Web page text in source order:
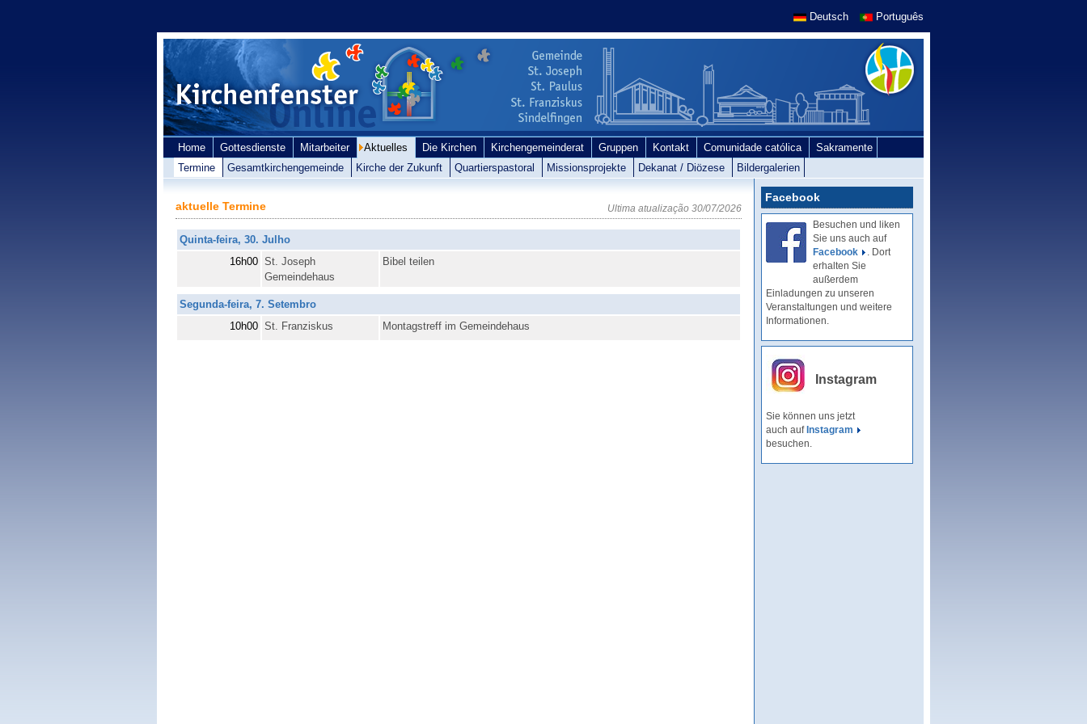
Deutsch Português
Home Gottesdienste Mitarbeiter Aktuelles Die Kirchen Kirchengemeinderat Gruppen Kontakt Comunidade católica
Sakramente
Termine
Gesamtkirchengemeinde Kirche der Zukunft Quartierspastoral Missionsprojekte Dekanat / Diözese Bildergalerien
aktuelle Termine Ultima atualização 30/07/2026
Quinta-feira, 30. Julho
16h00 St. Joseph
Gemeindehaus
Bibel teilen
Segunda-feira, 7. Setembro
10h00 St. Franziskus Montagstreff im Gemeindehaus
Facebook
Besuchen und liken
Sie uns auch auf
Facebook
. Dort
erhalten Sie
außerdem
Einladungen zu unseren
Veranstaltungen und weitere
Informationen.
Instagram
Sie können uns jetzt
auch auf Instagram
besuchen.